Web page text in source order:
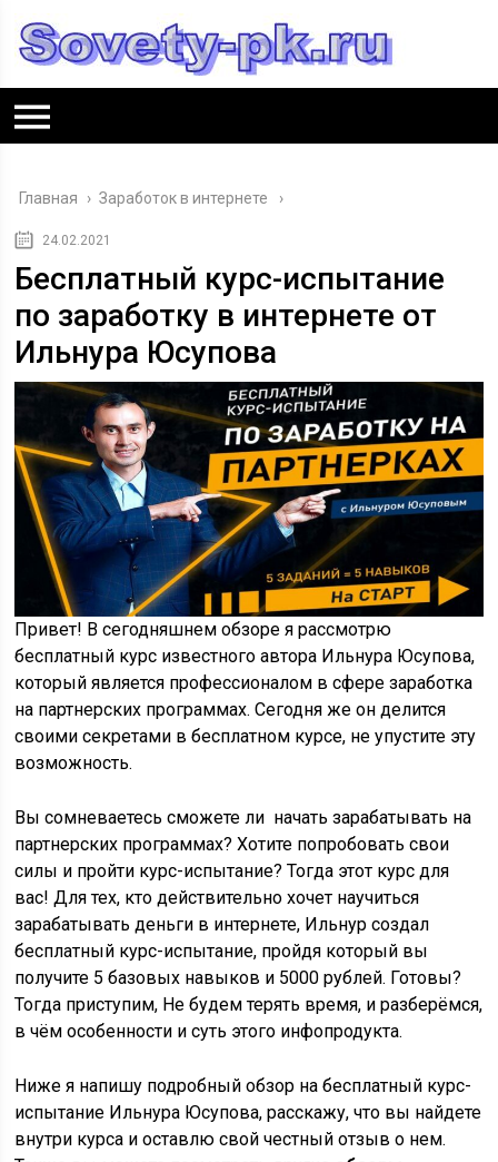
Главная › Заработок в интернете
24.02.2021
Бесплатный курс-испытание
по заработку в интернете от
Ильнура Юсупова
Привет! В сегодняшнем обзоре я рассмотрю
бесплатный курс известного автора Ильнура Юсупова,
который является профессионалом в сфере заработка
на партнерских программах. Сегодня же он делится
своими секретами в бесплатном курсе, не упустите эту
возможность.
Вы сомневаетесь сможете ли начать зарабатывать на
партнерских программах? Хотите попробовать свои
силы и пройти курс-испытание? Тогда этот курс для
вас! Для тех, кто действительно хочет научиться
зарабатывать деньги в интернете, Ильнур создал
бесплатный курс-испытание, пройдя который вы
получите 5 базовых навыков и 5000 рублей. Готовы?
Тогда приступим, Не будем терять время, и разберёмся,
в чём особенности и суть этого инфопродукта.
Ниже я напишу подробный обзор на бесплатный курс-
испытание Ильнура Юсупова, расскажу, что вы найдете
внутри курса и оставлю свой честный отзыв о нем.